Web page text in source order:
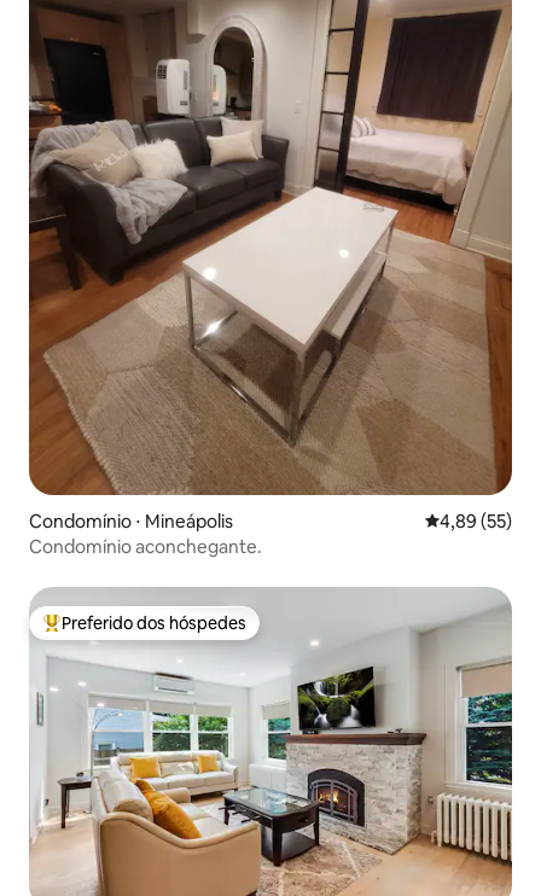
Condomínio ⋅ Mineápolis 4,89 de uma
4,89 (55)
Condomínio aconchegante.
Entre os melhores preferidos dos hóspedes
Preferido dos hóspedes